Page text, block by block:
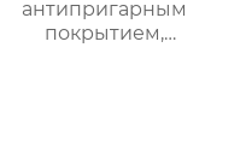
антипригарным
покрытием,